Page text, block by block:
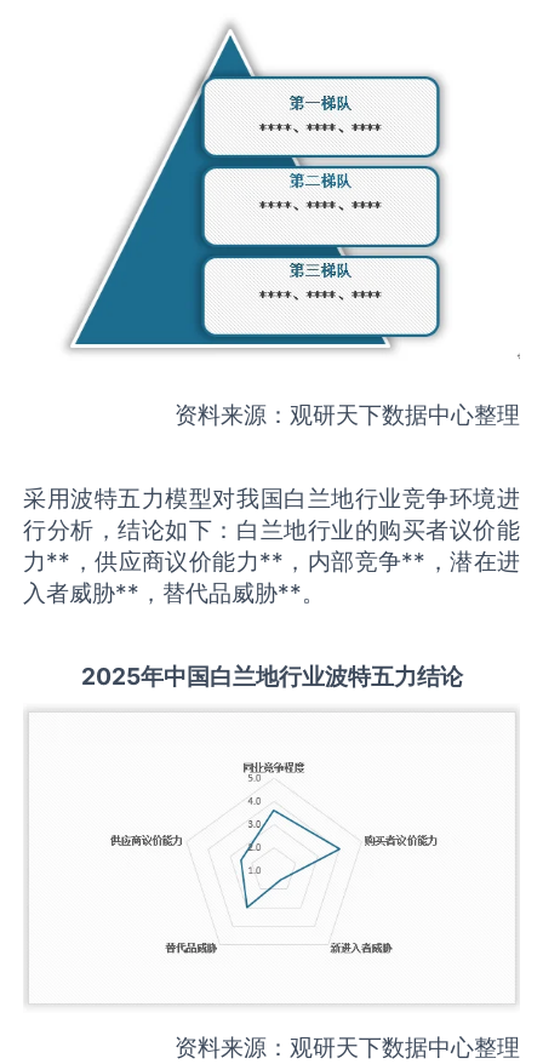
资料来源：观研天下数据中心整理
采用波特五力模型对我国白兰地行业竞争环境进
行分析，结论如下：白兰地行业的购买者议价能
力**，供应商议价能力**，内部竞争**，潜在进
入者威胁**，替代品威胁**。
2025年中国白兰地行业波特五力结论
资料来源：观研天下数据中心整理